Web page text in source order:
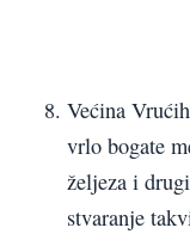
Većina
vrlo bogate
željeza i
stvaranje